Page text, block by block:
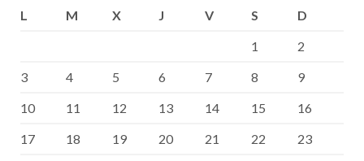
L
M X J V S
D
1
2
3
4 5 6 7 8
9
10
11 12 13 14 15
16
17
18 19 20 21 22
23